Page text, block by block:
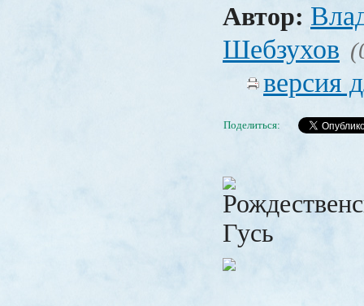
Автор:
Шебзухов
версия
Поделиться: